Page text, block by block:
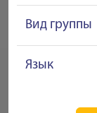
Вид группы
Язык